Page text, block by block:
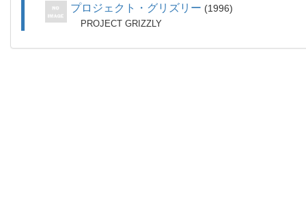
プロジェクト・グリズリー 1996
PROJECT GRIZZLY